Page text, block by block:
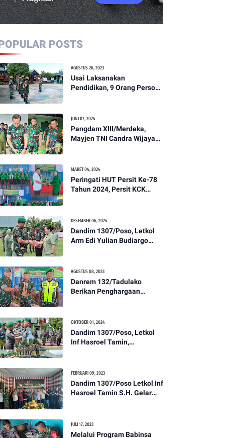
POSTS
AGUSTUS 26, 2023
Usai Laksanakan
Pendidikan, 9 Orang Personil
Ikuti Apel Pagi Dan
Pengecekan
JUNI 07, 2024
Pangdam XIII/Merdeka,
Mayjen TNI Candra Wijaya
MARET 04, 2024
Peringati HUT Persit Ke-78
Tahun 2024, Persit KCK
Kesehatan Tentang
Pencegahan DBD
DESEMBER 06, 2024
Dandim 1307/Poso, Letkol
Arm Edi Yulian Budiargo
1307/Poso
AGUSTUS 08, 2023
Danrem 132/Tadulako
Berikan Penghargaan
OKTOBER 01, 2024
Dandim 1307/Poso, Letkol
Inf Hasroel Tamin,
Kenaikan Pangkat Personel
Kodim 1307/Poso
FEBRUARI 09, 2023
Dandim 1307/Poso Letkol Inf
Hasroel Tamin S.H. Gelar
Tahun 2023
JULI 17, 2023
Melalui Program Babinsa